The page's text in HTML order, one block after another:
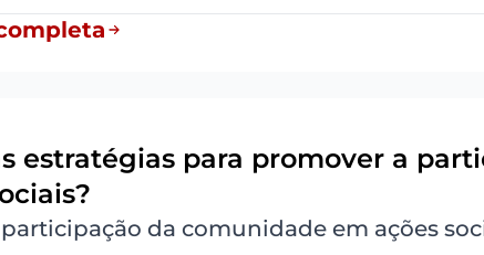
estratégias para promover a
da comunidade em ações